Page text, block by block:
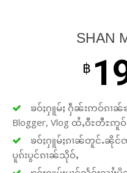
SHAN
฿
ၶဝ်ႈႁူမ်ႈ ႁဵၼ်းဢဝ်ၵၢၼ်ၶ
Blogger, Vlog ထႆႇဝီႊတီႊ
ၶဝ်ႈႁူမ်ႈၵၢၼ်တူင်ႉၼိုင်ၸု
ပူၵ်းပွင်ၵၢၼ်သိုဝ်ႇ